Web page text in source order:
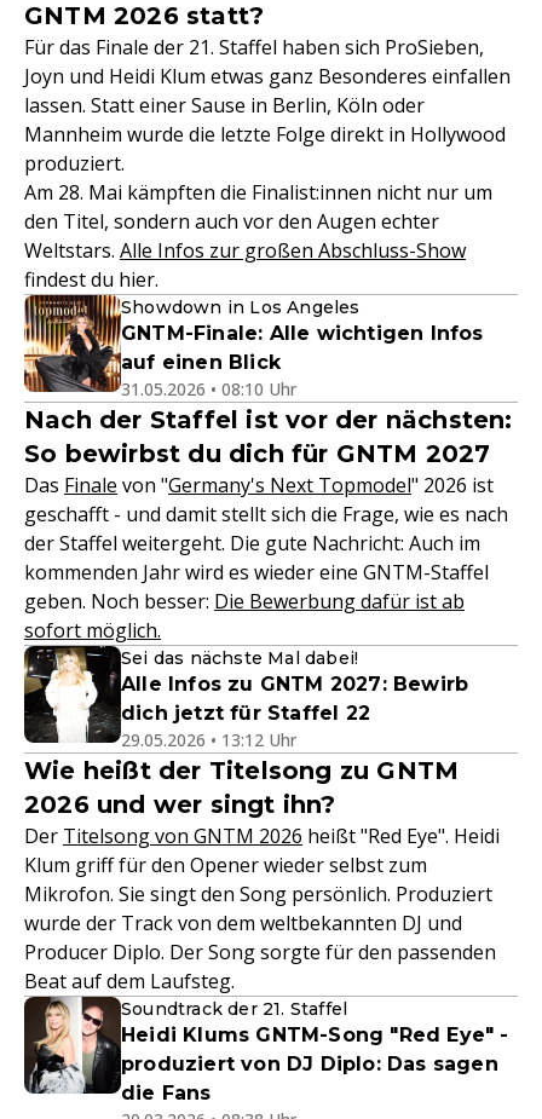
GNTM 2026 statt?
Für das Finale der 21. Staffel haben sich ProSieben,
Joyn und Heidi Klum etwas ganz Besonderes einfallen
lassen. Statt einer Sause in Berlin, Köln oder
Mannheim wurde die letzte Folge direkt in Hollywood
produziert.
Am 28. Mai kämpften die Finalist:innen nicht nur um
den Titel, sondern auch vor den Augen echter
Weltstars. Alle Infos zur großen Abschluss-Show
findest du hier.
Showdown in Los Angeles
GNTM-Finale: Alle wichtigen Infos
auf einen Blick
31.05.2026 • 08:10 Uhr
Nach der Staffel ist vor der nächsten:
So bewirbst du dich für GNTM 2027
Das Finale von "Germany's Next Topmodel" 2026 ist
geschafft - und damit stellt sich die Frage, wie es nach
der Staffel weitergeht. Die gute Nachricht: Auch im
kommenden Jahr wird es wieder eine GNTM-Staffel
geben. Noch besser: Die Bewerbung dafür ist ab
sofort möglich.
Sei das nächste Mal dabei!
Alle Infos zu GNTM 2027: Bewirb
dich jetzt für Staffel 22
29.05.2026 • 13:12 Uhr
Wie heißt der Titelsong zu GNTM
2026 und wer singt ihn?
Der Titelsong von GNTM 2026 heißt "Red Eye". Heidi
Klum griff für den Opener wieder selbst zum
Mikrofon. Sie singt den Song persönlich. Produziert
wurde der Track von dem weltbekannten DJ und
Producer Diplo. Der Song sorgte für den passenden
Beat auf dem Laufsteg.
Soundtrack der 21. Staffel
Heidi Klums GNTM-Song "Red Eye" -
produziert von DJ Diplo: Das sagen
die Fans